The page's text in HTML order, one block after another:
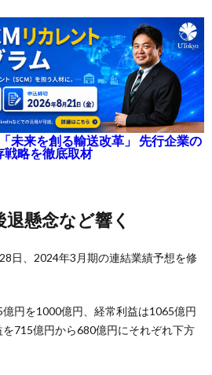
未来を創る輸送改革」 先行企業の
戦略を徹底取材
退懸念など響く
日、2024年3月期の連結業績予想を修
円を1000億円、経常利益は1065億円
715億円から680億円にそれぞれ下方